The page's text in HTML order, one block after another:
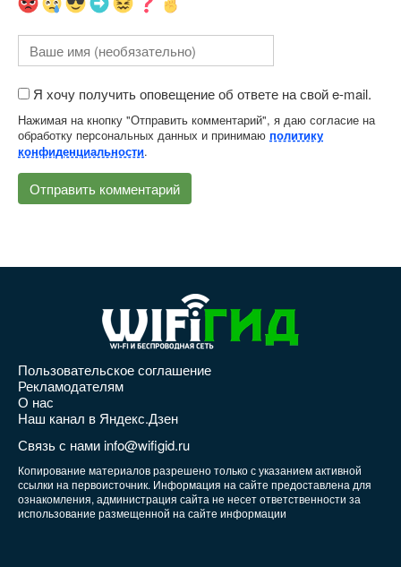
Я хочу получить оповещение об ответе на свой e-mail.
Нажимая на кнопку "Отправить комментарий", я даю согласие на
обработку персональных данных и принимаю политику
конфиденциальности.
Пользовательское соглашение
Рекламодателям
О нас
Наш канал в Яндекс.Дзен
Связь с нами info@wifigid.ru
Копирование материалов разрешено только с указанием активной
ссылки на первоисточник. Информация на сайте предоставлена для
ознакомления, администрация сайта не несет ответственности за
использование размещенной на сайте информации